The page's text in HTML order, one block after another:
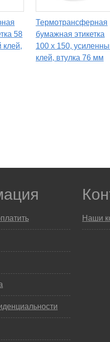
58
клей,
Термотрансферная
бумажная этикетка
100 х 150,
клей, втулка 76 мм
Наши